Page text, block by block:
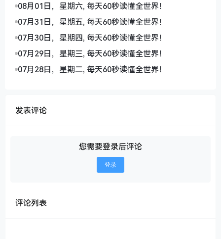
08月01日，星期六, 每天60秒读懂全世界！
07月31日，星期五, 每天60秒读懂全世界！
07月30日，星期四, 每天60秒读懂全世界！
07月29日，星期三, 每天60秒读懂全世界！
07月28日，星期二, 每天60秒读懂全世界！
发表评论
您需要登录后评论
登录
评论列表